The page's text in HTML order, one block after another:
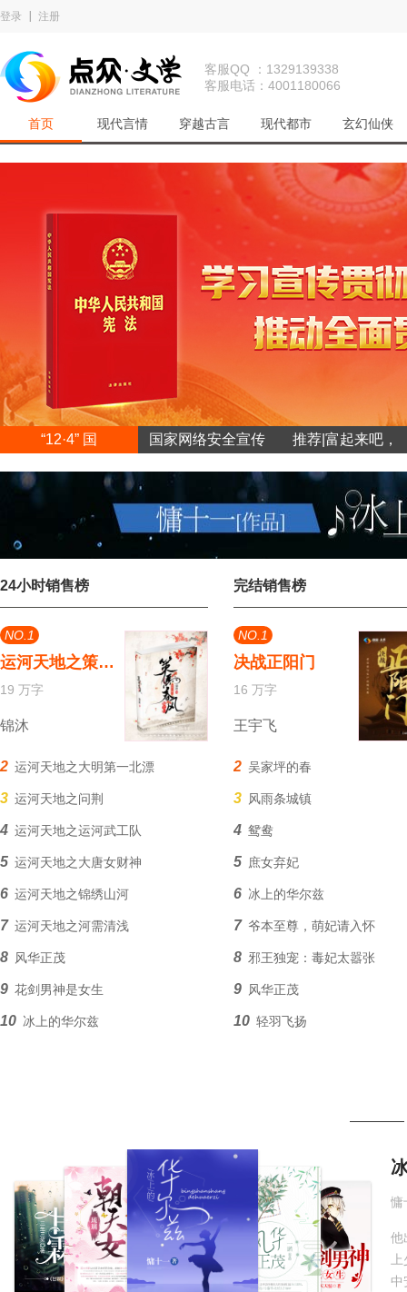
登录 注册
客服QQ ：1329139338
客服电话：4001180066
首页 现代言情 穿越古言 现代都市 玄幻仙侠
“12·4” 国 国家网络安全宣传 推荐|富起来吧，
24小时销售榜
NO.1
运河天地之策马春风堤上行
19 万字
锦沐
2 运河天地之大明第一北漂
3 运河天地之问荆
4 运河天地之运河武工队
5 运河天地之大唐女财神
6 运河天地之锦绣山河
7 运河天地之河需清浅
8 风华正茂
9 花剑男神是女生
10 冰上的华尔兹
15 鸳鸯
完结销售榜
NO.1
决战正阳门
16 万字
王宇飞
2 吴家坪的春
3 风雨条城镇
4 鸳鸯
5 庶女弃妃
6 冰上的华尔兹
7 爷本至尊，萌妃请入怀
8 邪王独宠：毒妃太嚣张
9 风华正茂
10 轻羽飞扬
14 花剑男神是女生
走出大山的男人
一
一
助